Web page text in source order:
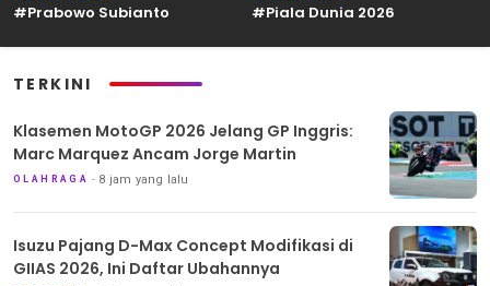
#Prabowo Subianto #Piala Dunia 2026
TERKINI
Klasemen MotoGP 2026 Jelang GP Inggris:
Marc Marquez Ancam Jorge Martin
OLAHRAGA 8 jam yang lalu
Isuzu Pajang D-Max Concept Modifikasi di
GIIAS 2026, Ini Daftar Ubahannya